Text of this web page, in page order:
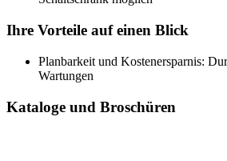
Ihre Vorteile auf einen Blick
Planbarkeit und Kostenersparnis:
Wartungen
Kataloge und Broschüren